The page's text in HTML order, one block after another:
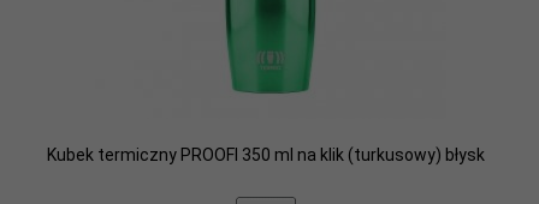
Kubek termiczny PROOFI 350 ml na klik (turkusowy) błysk